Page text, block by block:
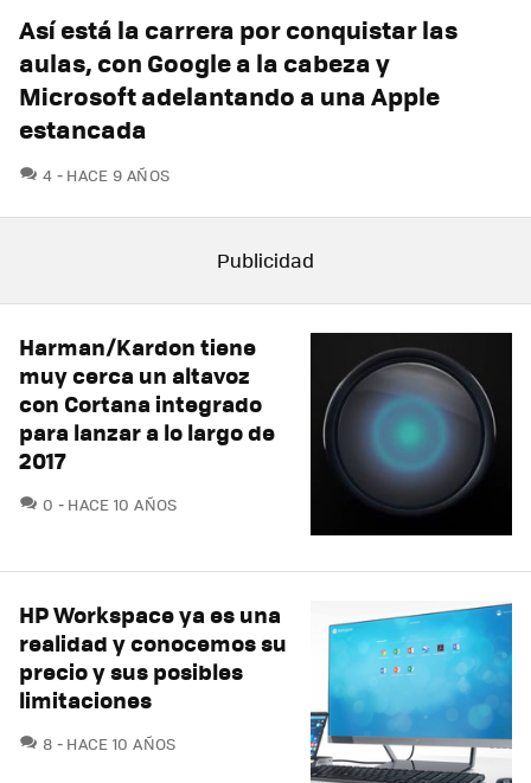
Así está la carrera por conquistar las
aulas, con Google a la cabeza y
Microsoft adelantando a una Apple
estancada
4 COMENTARIOS
HACE 9 AÑOS
Harman/Kardon tiene
muy cerca un altavoz
con Cortana integrado
para lanzar a lo largo de
2017
0 COMENTARIOS
HACE 10 AÑOS
HP Workspace ya es una
realidad y conocemos su
precio y sus posibles
limitaciones
8 COMENTARIOS
HACE 10 AÑOS